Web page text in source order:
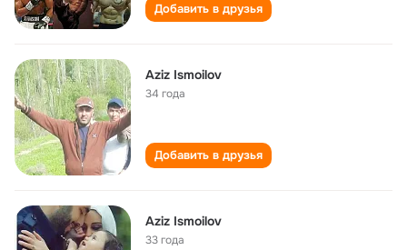
Добавить в друзья
Aziz Ismoilov
34 года
Добавить в друзья
Aziz Ismoilov
33 года